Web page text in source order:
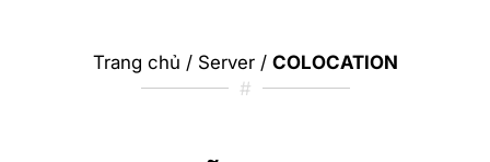
Trang chủ / Server/ COLOCATION
#